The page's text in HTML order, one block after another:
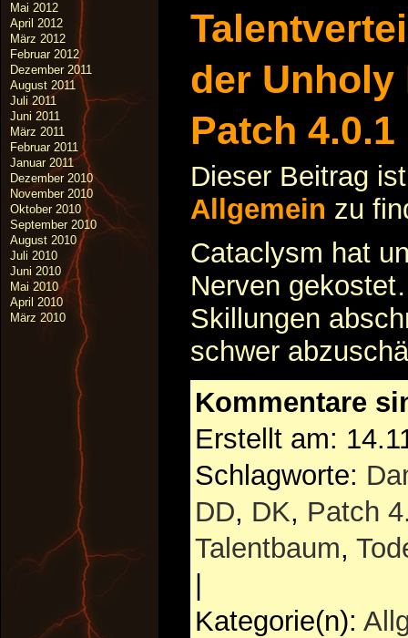
Mai 2012
April 2012
März 2012
Februar 2012
Dezember 2011
August 2011
Juli 2011
Juni 2011
März 2011
Februar 2011
Januar 2011
Dezember 2010
November 2010
Oktober 2010
September 2010
August 2010
Juli 2010
Juni 2010
Mai 2010
April 2010
März 2010
der Unholy
Patch 4.0.1
Dieser Beitrag
Allgemein zu
Cataclysm hat
Nerven
Skillungen
schwer
Kommentare
Erstellt am:
Schlagworte:
DD, DK, Patch
Talentbaum,
Kategorie(n):